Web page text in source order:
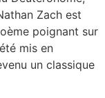
Zach est
poignant sur
mis en
un classique